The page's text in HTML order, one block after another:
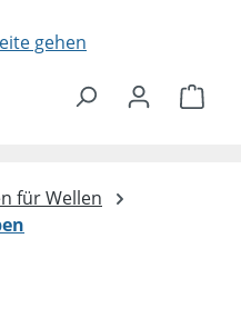
für Wellen